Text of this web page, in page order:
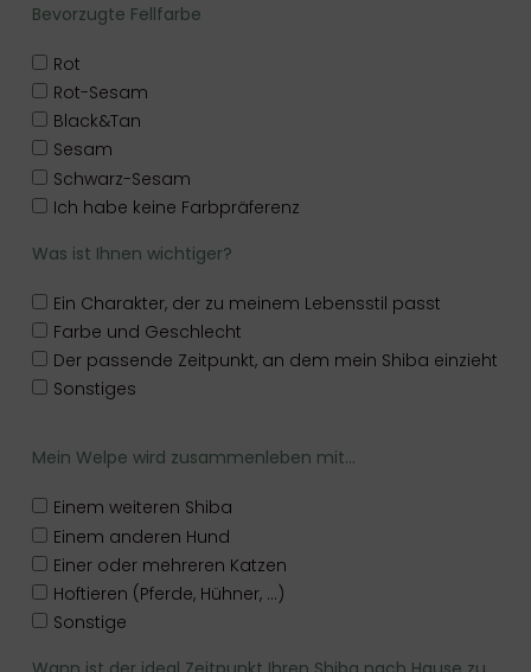
Bevorzugte Fellfarbe
Rot
Rot-Sesam
Black&Tan
Sesam
Schwarz-Sesam
Ich habe keine Farbpräferenz
Was ist Ihnen wichtiger?
Ein Charakter, der zu meinem Lebensstil passt
Farbe und Geschlecht
Der passende Zeitpunkt, an dem mein Shiba einzieht
Sonstiges
Mein Welpe wird zusammenleben mit...
Einem weiteren Shiba
Einem anderen Hund
Einer oder mehreren Katzen
Hoftieren (Pferde, Hühner, ...)
Sonstige